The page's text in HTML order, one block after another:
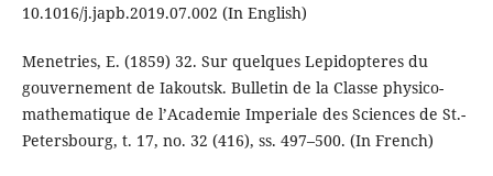
10.1016/j.japb.2019.07.002 (In English)
Menetries, E. (1859) 32. Sur quelques Lepidopteres du
gouvernement de Iakoutsk. Bulletin de la Classe physico-
mathematique de l’Academie Imperiale des Sciences de St.-
Petersbourg, t. 17, no. 32 (416), ss. 497–500. (In French)